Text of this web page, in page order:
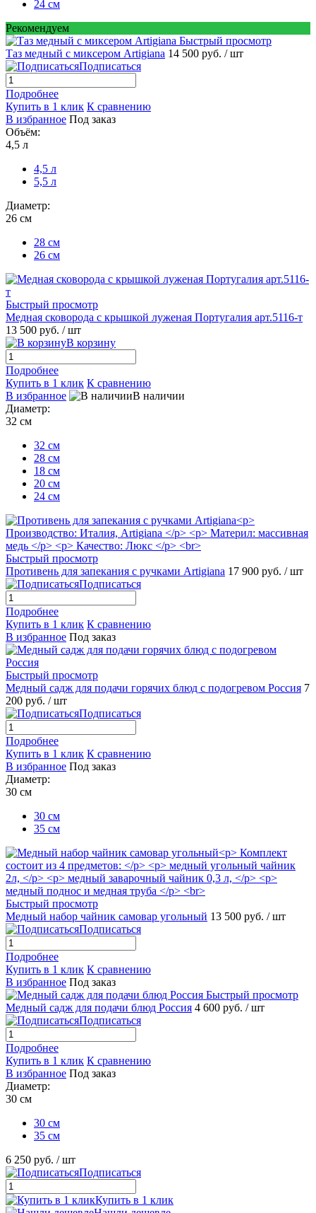
24 см
Рекомендуем
Быстрый просмотр
Таз медный с миксером Artigiana 14 500 руб. / шт
Подписаться
Подробнее
Купить в 1 клик К сравнению
В избранное Под заказ
Объём:
4,5 л
4,5 л
5,5 л
Диаметр:
26 см
28 см
26 см
Быстрый просмотр
Медная сковорода с крышкой луженая Португалия арт.5116-т
13 500 руб. / шт
В корзину
Подробнее
Купить в 1 клик К сравнению
В избранное
В наличии
Диаметр:
32 см
32 см
28 см
18 см
20 см
24 см
Быстрый просмотр
Противень для запекания с ручками Artigiana 17 900 руб. / шт
Подписаться
Подробнее
Купить в 1 клик К сравнению
В избранное Под заказ
Быстрый просмотр
Медный садж для подачи горячих блюд с подогревом Россия 7
200 руб. / шт
Подписаться
Подробнее
Купить в 1 клик К сравнению
В избранное Под заказ
Диаметр:
30 см
30 см
35 см
Быстрый просмотр
Медный набор чайник самовар угольный 13 500 руб. / шт
Подписаться
Подробнее
Купить в 1 клик К сравнению
В избранное Под заказ
Быстрый просмотр
Медный садж для подачи блюд Россия 4 600 руб. / шт
Подписаться
Подробнее
Купить в 1 клик К сравнению
В избранное Под заказ
Диаметр:
30 см
30 см
35 см
6 250 руб. / шт
Подписаться
Купить в 1 клик